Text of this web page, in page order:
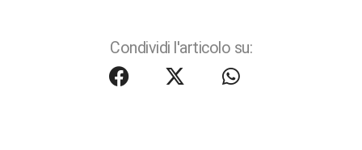
Condividi l'articolo su: